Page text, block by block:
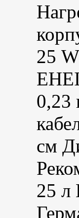
25
0,23
см
25 л